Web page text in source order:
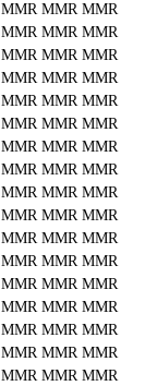
MMR MMR MMR
MMR MMR MMR
MMR MMR MMR
MMR MMR MMR
MMR MMR MMR
MMR MMR MMR
MMR MMR MMR
MMR MMR MMR
MMR MMR MMR
MMR MMR MMR
MMR MMR MMR
MMR MMR MMR
MMR MMR MMR
MMR MMR MMR
MMR MMR MMR
MMR MMR MMR
MMR MMR MMR